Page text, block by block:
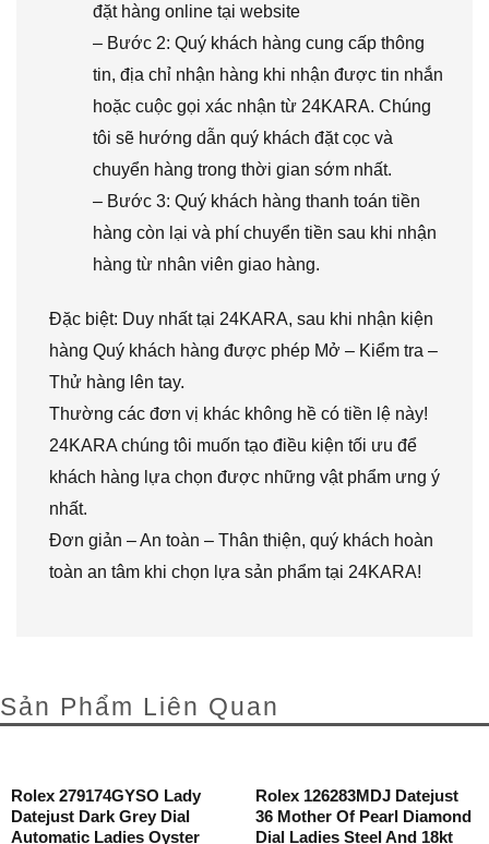
đặt hàng online tại website
– Bước 2: Quý khách hàng cung cấp thông
tin, địa chỉ nhận hàng khi nhận được tin nhắn
hoặc cuộc gọi xác nhận từ 24KARA. Chúng
tôi sẽ hướng dẫn quý khách đặt cọc và
chuyển hàng trong thời gian sớm nhất.
– Bước 3: Quý khách hàng thanh toán tiền
hàng còn lại và phí chuyển tiền sau khi nhận
hàng từ nhân viên giao hàng.
Đặc biệt: Duy nhất tại 24KARA, sau khi nhận kiện
hàng Quý khách hàng được phép Mở – Kiểm tra –
Thử hàng lên tay.
Thường các đơn vị khác không hề có tiền lệ này!
24KARA chúng tôi muốn tạo điều kiện tối ưu để
khách hàng lựa chọn được những vật phẩm ưng ý
nhất.
Đơn giản – An toàn – Thân thiện, quý khách hoàn
toàn an tâm khi chọn lựa sản phẩm tại 24KARA!
Sản Phẩm Liên Quan
Rolex 279174GYSO Lady
Datejust Dark Grey Dial
Automatic Ladies Oyster
Rolex 126283MDJ Datejust
36 Mother Of Pearl Diamond
Dial Ladies Steel And 18kt